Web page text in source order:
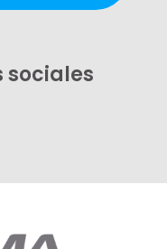
sociales